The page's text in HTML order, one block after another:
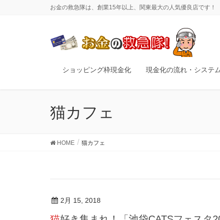
お金の救急隊は、創業15年以上、関東最大の人気優良店です！
ショッピング枠現金化 現金化の流れ・システ
猫カフェ
HOME 猫カフェ
2月 15, 2018